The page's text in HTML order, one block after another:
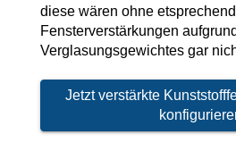
Durchreichefenster
Englische Schiebefenster
Hebeschiebetüren Holz
Hebeschiebetüren Holz-Alu
FALTSCHIEBETÜREN NACH MATERIAL
Nebeneinganstüren
Pivottüren
Raffstoren
Erklärvideos
diese wären ohne
Fensterverstärkungen
Verglasungsgewichtes gar
Jetzt verstärkte